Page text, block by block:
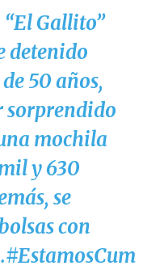
Gallito”
detenido
50 años,
sorprendido
mochila
y 630
se
con
#EstamosCum